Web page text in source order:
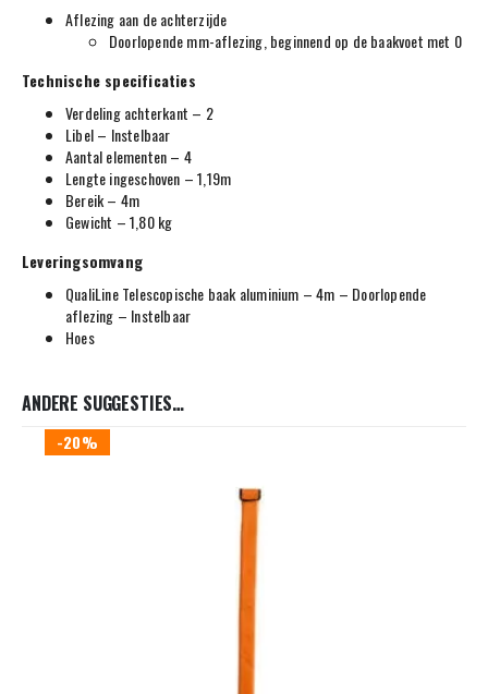
Aflezing aan de achterzijde
Doorlopende mm-aflezing, beginnend op de baakvoet met 0
Technische specificaties
Verdeling achterkant – 2
Libel – Instelbaar
Aantal elementen – 4
Lengte ingeschoven – 1,19m
Bereik – 4m
Gewicht – 1,80 kg
Leveringsomvang
QualiLine Telescopische baak aluminium – 4m – Doorlopende
aflezing – Instelbaar
Hoes
ANDERE SUGGESTIES…
-20%